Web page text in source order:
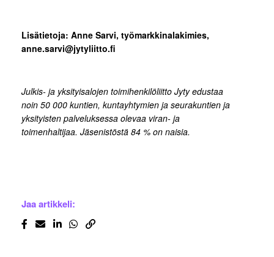
Lisätietoja: Anne Sarvi, työmarkkinalakimies,
anne.sarvi@jytyliitto.fi
Julkis- ja yksityisalojen toimihenkilöliitto Jyty edustaa
noin 50 000 kuntien, kuntayhtymien ja seurakuntien ja
yksityisten palveluksessa olevaa viran- ja
toimenhaltijaa. Jäsenistöstä 84 % on naisia.
Jaa artikkeli: